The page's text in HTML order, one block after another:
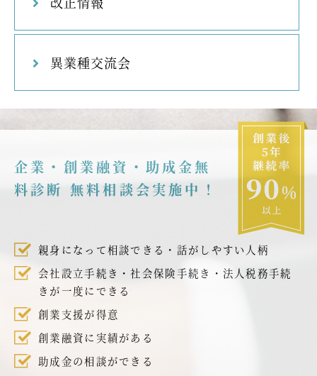
異業種交流会
企業・創業融資・助成金無
料診断 無料相談会実施中！
親身になって相談できる・話がしやすい人柄
会社設立手続き・社会保険手続き・法人税務手続
きが一度にできる
創業支援が得意
創業融資に実績がある
助成金の相談ができる